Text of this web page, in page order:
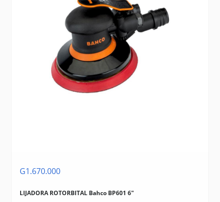
G1.670.000
LIJADORA ROTORBITAL Bahco BP601 6"